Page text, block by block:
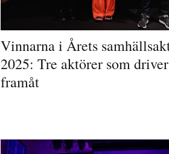
Vinnarna i Årets
2025: Tre aktörer som
framåt